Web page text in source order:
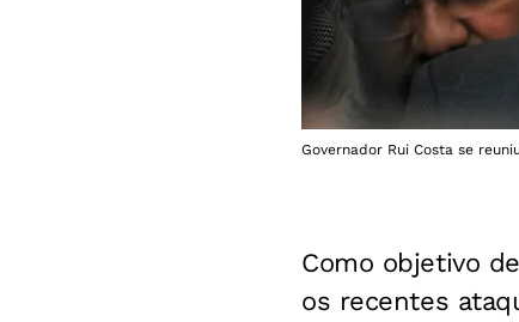
Governador Rui Costa se
Como objetivo
os recentes